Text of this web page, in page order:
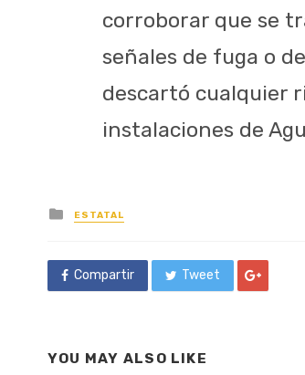
corroborar que se
señales de fuga o
descartó cualquier
instalaciones de
Posted
in
ESTATAL
Compartir Tweet
YOU MAY ALSO LIKE